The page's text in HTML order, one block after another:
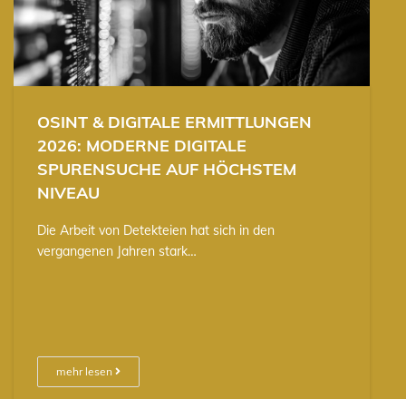
OSINT & DIGITALE ERMITTLUNGEN
2026: MODERNE DIGITALE
SPURENSUCHE AUF HÖCHSTEM
NIVEAU
Die Arbeit von Detekteien hat sich in den
vergangenen Jahren stark…
mehr lesen